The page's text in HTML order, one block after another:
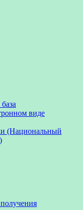
виде
(Национальный